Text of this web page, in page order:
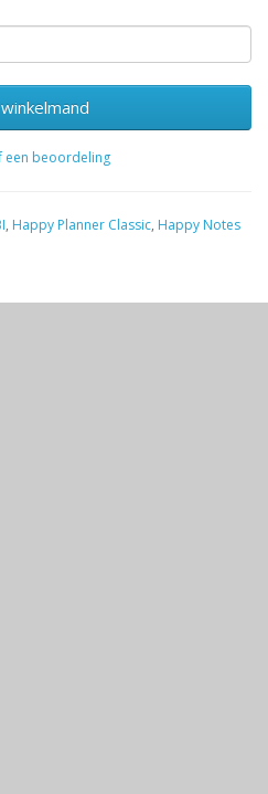
een beoordeling
, Happy Planner Classic, Happy Notes